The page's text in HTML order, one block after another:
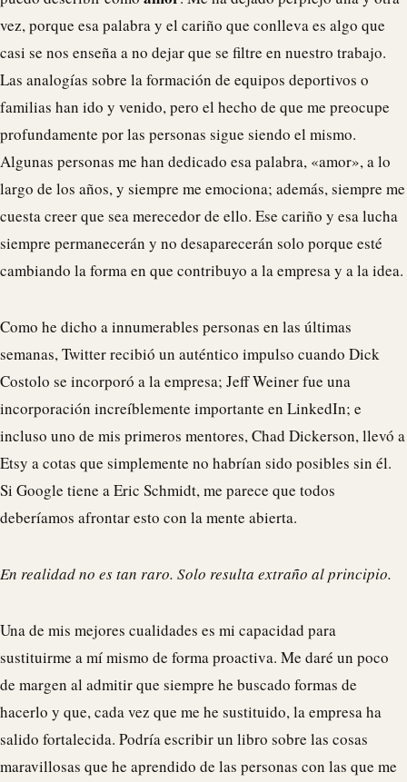
vez, porque esa palabra y el cariño que conlleva es algo que
casi se nos enseña a no dejar que se filtre en nuestro trabajo.
Las analogías sobre la formación de equipos deportivos o
familias han ido y venido, pero el hecho de que me preocupe
profundamente por las personas sigue siendo el mismo.
Algunas personas me han dedicado esa palabra, «amor», a lo
largo de los años, y siempre me emociona; además, siempre me
cuesta creer que sea merecedor de ello. Ese cariño y esa lucha
siempre permanecerán y no desaparecerán solo porque esté
cambiando la forma en que contribuyo a la empresa y a la idea.
Como he dicho a innumerables personas en las últimas
semanas, Twitter recibió un auténtico impulso cuando Dick
Costolo se incorporó a la empresa; Jeff Weiner fue una
incorporación increíblemente importante en LinkedIn; e
incluso uno de mis primeros mentores, Chad Dickerson, llevó a
Etsy a cotas que simplemente no habrían sido posibles sin él.
Si Google tiene a Eric Schmidt, me parece que todos
deberíamos afrontar esto con la mente abierta.
En realidad no es tan raro. Solo resulta extraño al principio.
Una de mis mejores cualidades es mi capacidad para
sustituirme a mí mismo de forma proactiva. Me daré un poco
de margen al admitir que siempre he buscado formas de
hacerlo y que, cada vez que me he sustituido, la empresa ha
salido fortalecida. Podría escribir un libro sobre las cosas
maravillosas que he aprendido de las personas con las que me